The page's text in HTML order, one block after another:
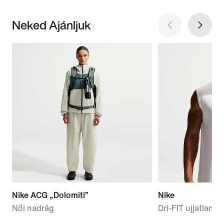
Neked Ajánljuk
Nike ACG „Dolomiti”
Női nadrág
Nike
Dri-FIT ujjatlan